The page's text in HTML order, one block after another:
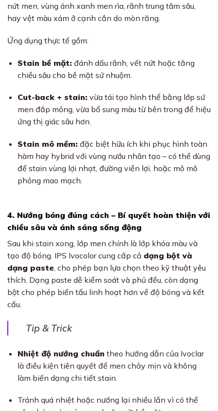
nứt men, vùng ánh xanh men rìa, rãnh trung tâm sâu,
hay vệt màu xám ở cạnh cắn do mòn răng.
Ứng dụng thực tế gồm:
Stain bề mặt: đánh dấu rãnh, vết nứt hoặc tăng
chiều sâu cho bề mặt sứ nhuộm.
Cut-back + stain: vừa tái tạo hình thể bằng lớp sứ
men đắp mỏng, vừa bổ sung màu từ bên trong để hiệu
ứng thị giác sâu hơn.
Stain mô mềm: đặc biệt hữu ích khi phục hình toàn
hàm hay hybrid với vùng nướu nhân tạo – có thể dùng
để stain vùng lợi nhạt, đường viền lợi, hoặc mô mô
phỏng mao mạch.
4. Nướng bóng đúng cách – Bí quyết hoàn thiện với
chiều sâu và ánh sáng sống động
Sau khi stain xong, lớp men chính là lớp khóa màu và
tạo độ bóng. IPS Ivocolor cung cấp cả dạng bột và
dạng paste , cho phép bạn lựa chọn theo kỹ thuật yêu
thích. Dạng paste dễ kiểm soát và phủ đều, còn dạng
bột cho phép biến tấu linh hoạt hơn về độ bóng và kết
cấu.
Tip & Trick
Nhiệt độ nướng chuẩn theo hướng dẫn của Ivoclar
là điều kiện tiên quyết để men chảy mịn và không
làm biến dạng chi tiết stain.
Tránh quá nhiệt hoặc nướng lại nhiều lần vì có thể